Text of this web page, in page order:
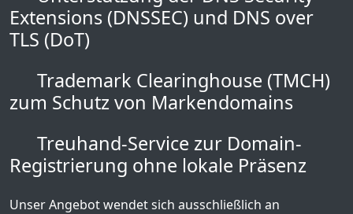
Extensions (DNSSEC) und DNS over
TLS (DoT)
Trademark Clearinghouse (TMCH)
zum Schutz von Markendomains
Treuhand-Service zur Domain-
Registrierung ohne lokale Präsenz
Unser Angebot wendet sich ausschließlich an